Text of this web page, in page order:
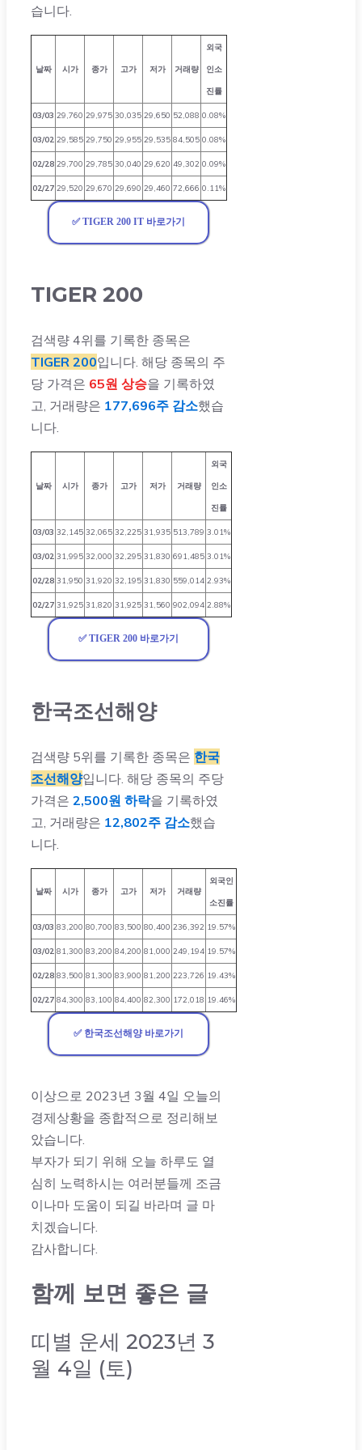
습니다.
날짜 시가 종가 고가 저가 거래량
외국
인소
진률
03/03 29,760 29,975 30,035 29,650 52,088 0.08%
03/02 29,585 29,750 29,955 29,535 84,505 0.08%
02/28 29,700 29,785 30,040 29,620 49,302 0.09%
02/27 29,520 29,670 29,690 29,460 72,666 0.11%
✅ TIGER 200 IT 바로가기
TIGER 200
검색량 4위를 기록한 종목은
TIGER 200입니다. 해당 종목의 주
당 가격은 65원 상승을 기록하였
고, 거래량은 177,696주 감소했습
니다.
날짜 시가 종가 고가 저가 거래량
외국
인소
진률
03/03 32,145 32,065 32,225 31,935 513,789 3.01%
03/02 31,995 32,000 32,295 31,830 691,485 3.01%
02/28 31,950 31,920 32,195 31,830 559,014 2.93%
02/27 31,925 31,820 31,925 31,560 902,094 2.88%
✅ TIGER 200 바로가기
한국조선해양
검색량 5위를 기록한 종목은 한국
조선해양입니다. 해당 종목의 주당
가격은 2,500원 하락을 기록하였
고, 거래량은 12,802주 감소했습
니다.
날짜 시가 종가 고가 저가 거래량
외국인
소진률
03/03 83,200 80,700 83,500 80,400 236,392 19.57%
03/02 81,300 83,200 84,200 81,000 249,194 19.57%
02/28 83,500 81,300 83,900 81,200 223,726 19.43%
02/27 84,300 83,100 84,400 82,300 172,018 19.46%
✅ 한국조선해양 바로가기
이상으로 2023년 3월 4일 오늘의
경제상황을 종합적으로 정리해보
았습니다.
부자가 되기 위해 오늘 하루도 열
심히 노력하시는 여러분들께 조금
이나마 도움이 되길 바라며 글 마
치겠습니다.
감사합니다.
함께 보면 좋은 글
띠별 운세 2023년 3
월 4일 (토)